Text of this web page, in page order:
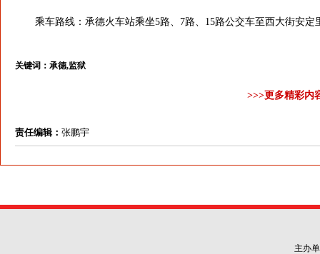
乘车路线：承德火车站乘坐5路、7路、15路公交车至西大街安定
关键词： 承德,监狱
>>>更多精彩内
责任编辑： 张鹏宇
主办